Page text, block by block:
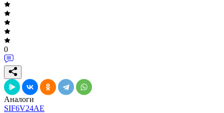
0
Аналоги
SIF6V24AE